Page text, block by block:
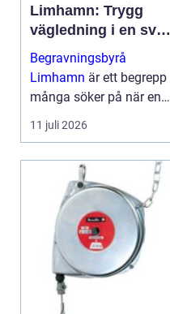
Limhamn: Trygg
vägledning i en svår
tid
Begravningsbyrå
Limhamn är ett begrepp
många söker på när en
nära anhörig har gått
bort och behovet av stöd
11 juli 2026